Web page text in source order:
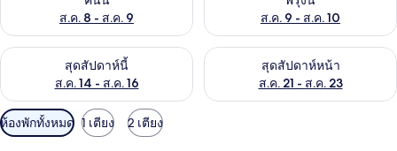
ส.ค. 8 - ส.ค. 9
ส.ค. 9 - ส.ค. 10
สุดสัปดาห์นี้
ส.ค. 14 - ส.ค. 16
ตรวจสอบจำนวนห้องพักว่างในสุดสัปดาห์นี้ ส.ค. 14 - ส.ค. 16
สุดสัปดาห์หน้า
ส.ค. 21 - ส.ค. 23
ตรวจสอบจำนวนห้องพักว่างใน
ตัว
กรอง
ห้องพักทั้งหมด 1 เตียง 2 เตียง